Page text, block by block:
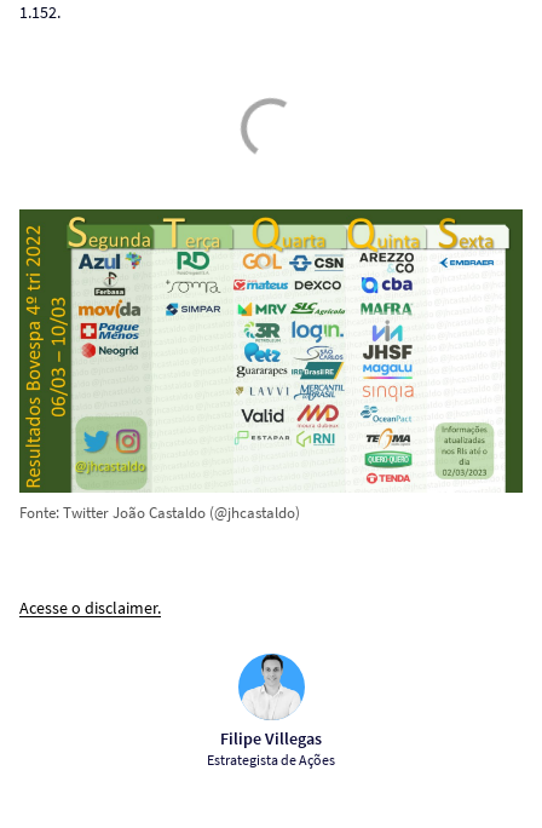
1.152.
Fonte: Twitter João Castaldo (@jhcastaldo)
Acesse o disclaimer.
Filipe Villegas
Estrategista de Ações